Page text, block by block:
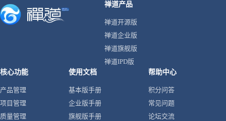
禅道产品
禅道开源版
禅道企业版
禅道旗舰版
禅道IPD版
核心功能
产品管理
项目管理
质量管理
使用文档
基本版手册
企业版手册
旗舰版手册
帮助中心
积分问答
常见问题
论坛交流